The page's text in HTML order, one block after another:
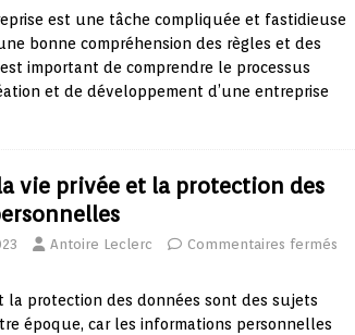
est une tâche compliquée et fastidieuse
bonne compréhension des règles et des
important de comprendre le processus
et de développement d’une entreprise
vie privée et la protection des
Antoire Leclerc Commentaires fermés
la protection des données sont des sujets
époque, car les informations personnelles